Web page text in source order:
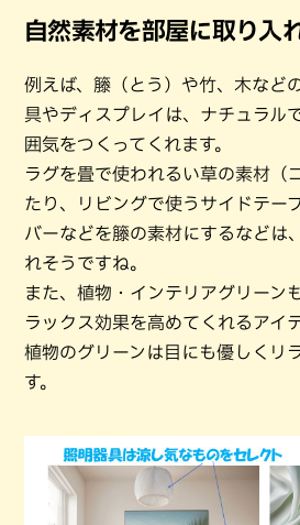
自然素材を部屋に取り入
例えば、籐（とう）や竹、木など
具やディスプレイは、ナチュラル
囲気をつくってくれます。
ラグを畳で使われるい草の素材（
たり、リビングで使うサイドテー
バーなどを籐の素材にするなどは
れそうですね。
また、植物・インテリアグリーン
ラックス効果を高めてくれるアイテ
植物のグリーンは目にも優しくリ
す。